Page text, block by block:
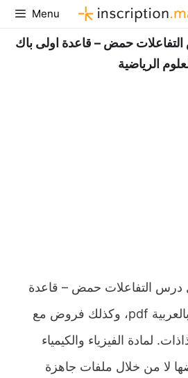
Aller
au
contenu
Menu
حمض – قاعدة اولى باك
الرياضية
التفاعلات حمض – قاعدة
اولى باك علوم رياضية بالعربية pdf، وكذلك فروض مع
لمادة الفيزياء والكيمياء
لا من خلال ملفات جاهزة